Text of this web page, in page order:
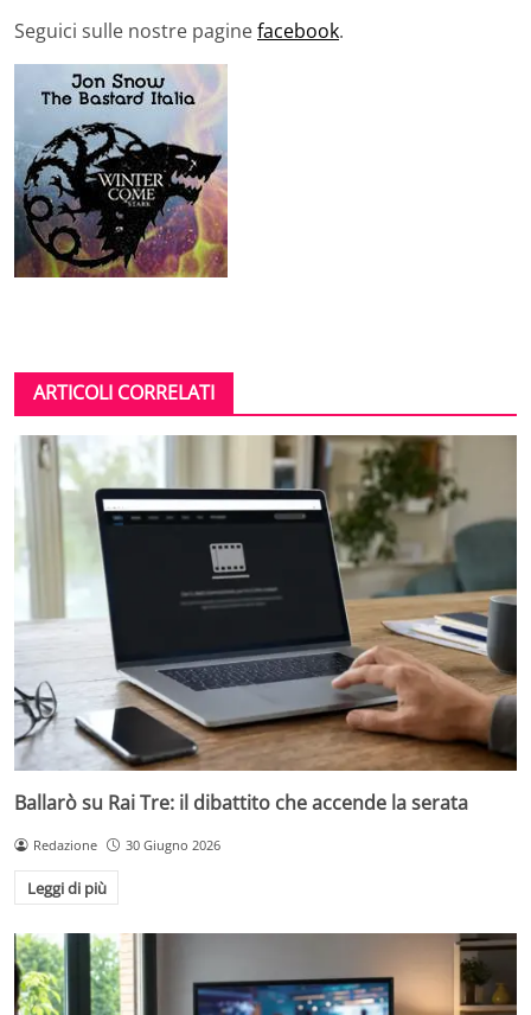
Seguici sulle nostre paginefacebook.
ARTICOLI CORRELATI
Ballarò su Rai Tre: il dibattito che accende la serata
Redazione 30 Giugno 2026
Leggi di più